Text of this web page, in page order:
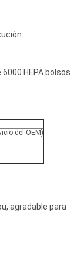
HEPA bolsos
del OEM)
agradable para